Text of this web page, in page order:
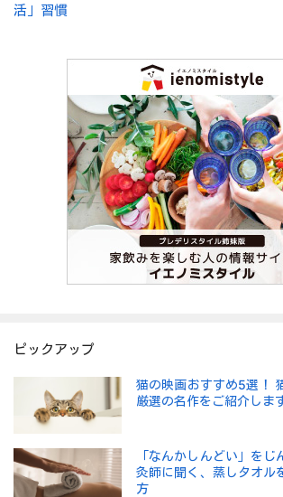
活」習慣
ピックアップ
猫の映画おすすめ5選！
厳選の名作をご紹介しま
「なんかしんどい」を
灸師に聞く、蒸しタオル
方